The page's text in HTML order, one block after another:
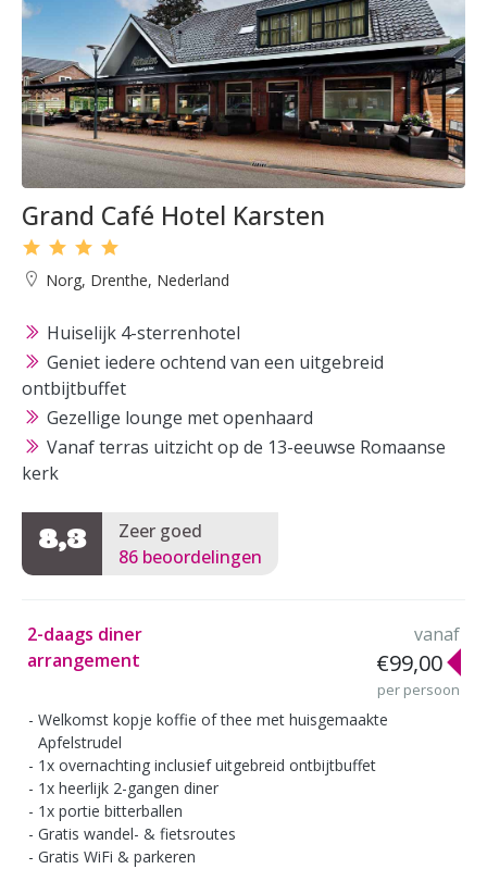
Grand Café Hotel Karsten
Norg, Drenthe, Nederland
Huiselijk 4-sterrenhotel
Geniet iedere ochtend van een uitgebreid
ontbijtbuffet
Gezellige lounge met openhaard
Vanaf terras uitzicht op de 13-eeuwse Romaanse
kerk
8,3
Zeer goed
86 beoordelingen
2-daags diner
arrangement
vanaf
€99,00
per persoon
Welkomst kopje koffie of thee met huisgemaakte
Apfelstrudel
1x overnachting inclusief uitgebreid ontbijtbuffet
1x heerlijk 2-gangen diner
1x portie bitterballen
Gratis wandel- & fietsroutes
Gratis WiFi & parkeren